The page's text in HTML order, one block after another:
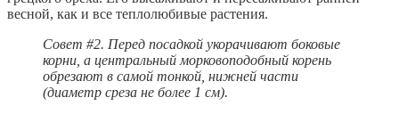
весной, как и все теплолюбивые растения.
Совет #2. Перед посадкой укорачивают боковые
корни, а центральный морковоподобный корень
обрезают в самой тонкой, нижней части
(диаметр среза не более 1 см).